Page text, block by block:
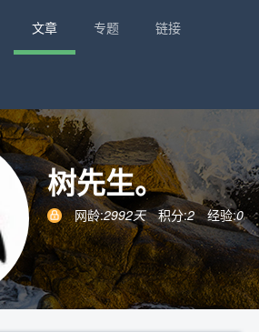
文章 专题 链接
树先生。
网龄:2992天 积分:2 经验:0